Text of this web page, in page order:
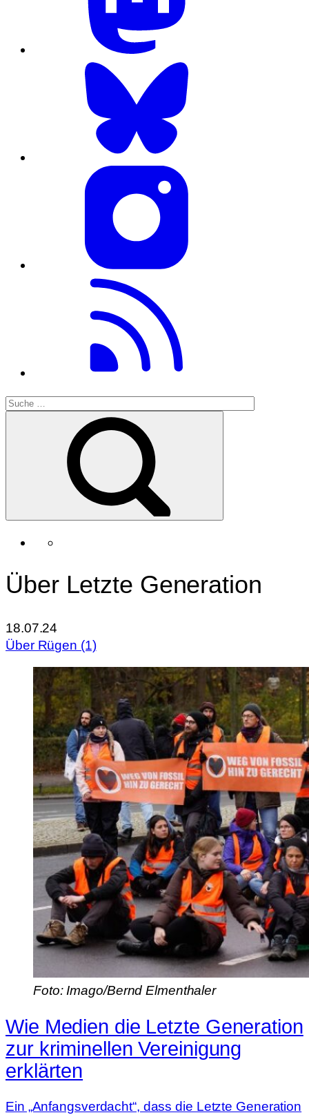
Über Letzte Generation
18.07.24
Über Rügen (1)
Foto: Imago/Bernd Elmenthaler
Wie Medien die Letzte Generation
zur kriminellen Vereinigung
erklärten
Ein „Anfangsverdacht“, dass die Letzte Generation